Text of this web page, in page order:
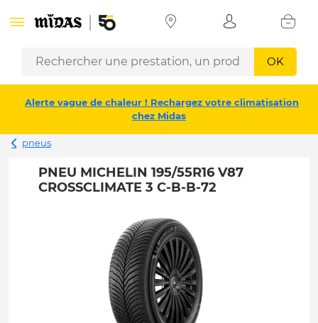
OK
Alerte vague de chaleur ! Rechargez votre climatisation
chez Midas
pneus
PNEU MICHELIN 195/55R16 V87
CROSSCLIMATE 3 C-B-B-72